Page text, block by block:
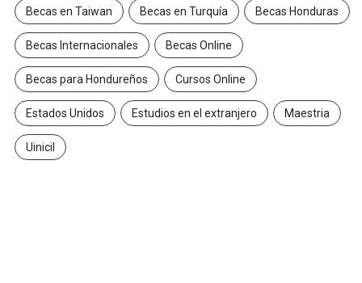
Becas en Taiwan Becas en Turquía Becas Honduras
Becas Internacionales Becas Online
Becas para Hondureños Cursos Online
Estados Unidos Estudios en el extranjero Maestria
Uinicil